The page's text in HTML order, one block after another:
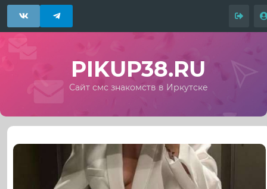
PIKUP38.RU
Сайт смс знакомств в Иркутске